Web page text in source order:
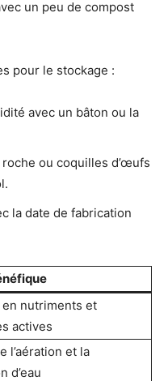
un peu de compost
pour le stockage :
avec un bâton ou la
ou coquilles d’œufs
la date de fabrication
en nutriments et
actives
l’aération et la
d’eau